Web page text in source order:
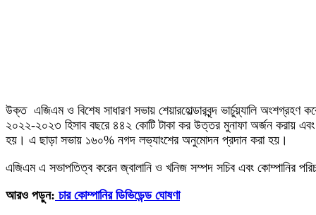
উক্ত এজিএম ও বিশেষ সাধারণ সভায় শেয়ারহোল্ডারবৃন্দ ভার্চুয়্যালি
২০২২-২০২৩ হিসাব বছরে ৪৪২ কোটি টাকা কর উত্তর মুনাফা অর্জন করায় এবং
হয়। এ ছাড়া সভায় ১৬০% নগদ লভ্যাংশের অনুমোদন প্রদান করা হয়।
এজিএম এ সভাপতিত্ব করেন জ্বালানি ও খনিজ সম্পদ সচিব এবং কোম্পানির
আরও পড়ুন: চার কোম্পানির ডিভিডেন্ড ঘোষণা